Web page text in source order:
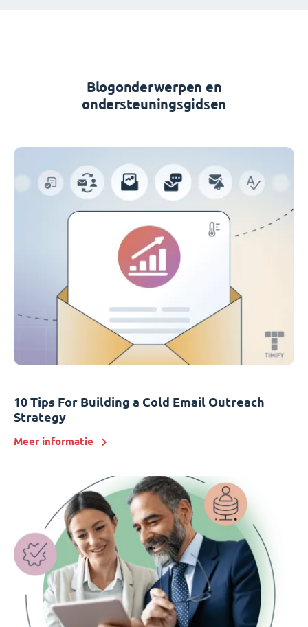
Blogonderwerpen en
ondersteuningsgidsen
10 Tips For Building a Cold Email Outreach
Strategy
Meer informatie